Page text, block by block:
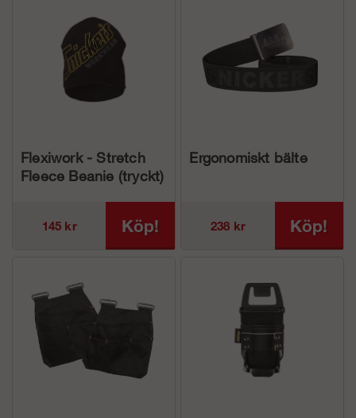
Flexiwork - Stretch
Fleece Beanie (tryckt)
145 kr Köp!
Ergonomiskt bälte
238 kr Köp!